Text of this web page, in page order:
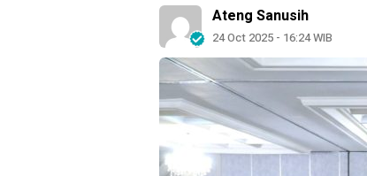
Ateng Sanusih
24 Oct 2025 - 16:24 WIB